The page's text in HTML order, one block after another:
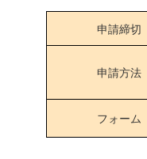
申請締切
申請方法
フォーム